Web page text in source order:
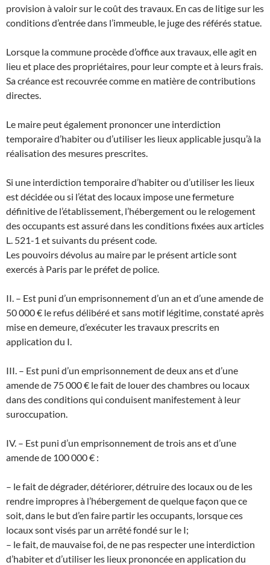
provision à valoir sur le coût des travaux. En cas de litige sur les
conditions d’entrée dans l’immeuble, le juge des référés statue.
Lorsque la commune procède d’office aux travaux, elle agit en
lieu et place des propriétaires, pour leur compte et à leurs frais.
Sa créance est recouvrée comme en matière de contributions
directes.
Le maire peut également prononcer une interdiction
temporaire d’habiter ou d’utiliser les lieux applicable jusqu’à la
réalisation des mesures prescrites.
Si une interdiction temporaire d’habiter ou d’utiliser les lieux
est décidée ou si l’état des locaux impose une fermeture
définitive de l’établissement, l’hébergement ou le relogement
des occupants est assuré dans les conditions fixées aux articles
L. 521-1 et suivants du présent code.
Les pouvoirs dévolus au maire par le présent article sont
exercés à Paris par le préfet de police.
II. – Est puni d’un emprisonnement d’un an et d’une amende de
50 000 € le refus délibéré et sans motif légitime, constaté après
mise en demeure, d’exécuter les travaux prescrits en
application du I.
III. – Est puni d’un emprisonnement de deux ans et d’une
amende de 75 000 € le fait de louer des chambres ou locaux
dans des conditions qui conduisent manifestement à leur
suroccupation.
IV. – Est puni d’un emprisonnement de trois ans et d’une
amende de 100 000 € :
– le fait de dégrader, détériorer, détruire des locaux ou de les
rendre impropres à l’hébergement de quelque façon que ce
soit, dans le but d’en faire partir les occupants, lorsque ces
locaux sont visés par un arrêté fondé sur le I;
– le fait, de mauvaise foi, de ne pas respecter une interdiction
d’habiter et d’utiliser les lieux prononcée en application du